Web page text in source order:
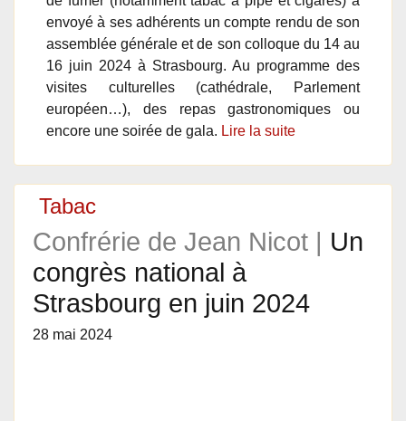
envoyé à ses adhérents un compte rendu de son
assemblée générale et de son colloque du 14 au
16 juin 2024 à Strasbourg. Au programme des
visites culturelles (cathédrale, Parlement
européen…), des repas gastronomiques ou
encore une soirée de gala. Lire la suite
Tabac
Confrérie de Jean Nicot | Un
congrès national à
Strasbourg en juin 2024
28 mai 2024